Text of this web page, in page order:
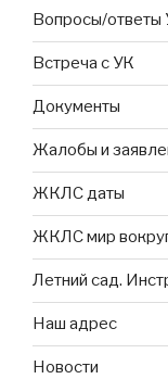
Вопросы/ответы
Встреча с УК
Документы
Жалобы и
ЖКЛС даты
ЖКЛС мир
Летний сад.
Наш адрес
Новости